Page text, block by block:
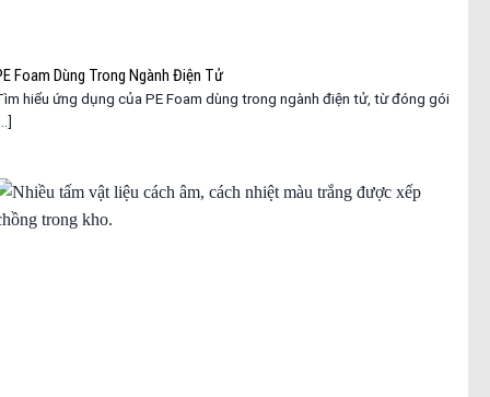
Foam Dùng Trong Ngành Điện Tử
hiểu ứng dụng của PE Foam dùng trong ngành điện tử, từ đóng gói